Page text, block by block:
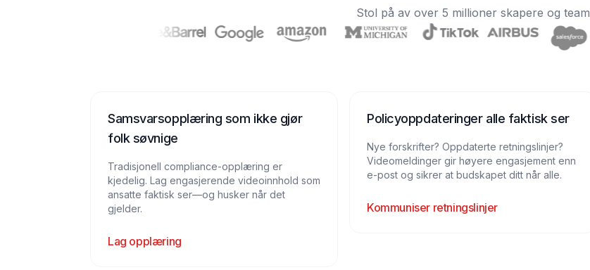
Stol på av over 5 millioner skapere og team
Samsvarsopplæring som ikke gjør
folk søvnige
Tradisjonell compliance-opplæring er
kjedelig. Lag engasjerende videoinnhold som
ansatte faktisk ser—og husker når det
gjelder.
Lag opplæring
Policyoppdateringer alle faktisk ser
Nye forskrifter? Oppdaterte retningslinjer?
Videomeldinger gir høyere engasjement enn
e-post og sikrer at budskapet ditt når alle.
Kommuniser retningslinjer